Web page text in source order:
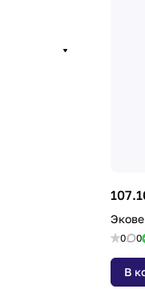
0 0
В